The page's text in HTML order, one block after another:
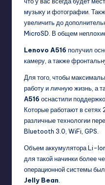
музыку и фотографии.
увеличить до
MicroSD. В общем
Lenovo A516 получил
камеру, а также
Для того, чтобы
работу и личную жизнь, а
А516 оснастили
Которые работают в
различные технологии
Bluetooth 3.0, WiFi, GPS.
Объем аккумулятора Li-
для такой начинки более
операционной системы
Jelly Bean